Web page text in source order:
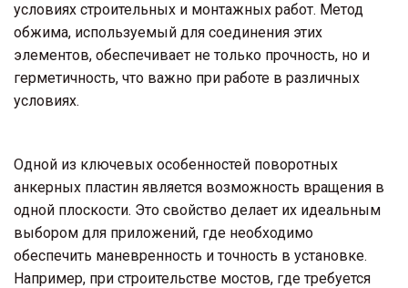
условиях строительных и монтажных работ. Метод
обжима, используемый для соединения этих
элементов, обеспечивает не только прочность, но и
герметичность, что важно при работе в различных
условиях.
Одной из ключевых особенностей поворотных
анкерных пластин является возможность вращения в
одной плоскости. Это свойство делает их идеальным
выбором для приложений, где необходимо
обеспечить маневренность и точность в установке.
Например, при строительстве мостов, где требуется